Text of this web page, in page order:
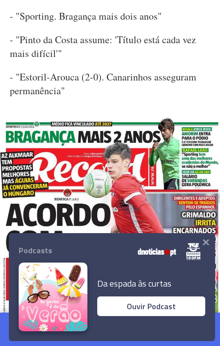
- "Sporting. Bragança mais dois anos"
- "Pinto da Costa assume: 'Título está cada vez
mais difícil'"
- "Estoril-Arouca (2-0). Canarinhos asseguram
permanência"
Saiba o que diz a imprensa nacional
Ler Artigo
Podcasts
Da espada às curtas
Ouvir Podcast
×